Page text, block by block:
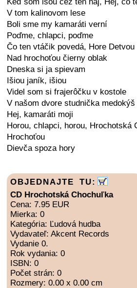
V tom kalinovom lese
Boli sme my kamaráti verní
Poďme, chlapci, poďme
Čo ten vtáčik povedá, Hore Detvou
Nad hrochoťou čierny oblak
Dneska si ja spievam
Išiou janík, išiou
Videl som si frajerôčku v kostole
V našom dvore studnička medokýš
Hej, kamaráti moji
Horou, chlapci, horou, Hrochotská
Hrochoťou
Dievča spoza hory
OBJEDNAJTE TU:
CD Hrochotská Chochuľka
Cena: 7.95 EUR
Mierka: 0
Kategória: Ľudová hudba
Vydavateľ: Akcent Records
Vydanie 0.
Rok vydania: 0
ISBN: 0
Počet strán: 0
Rozmery: 0.00 x 0.00 cm